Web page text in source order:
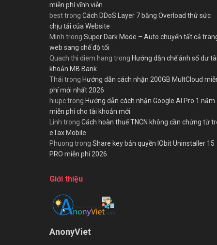
miễn phí vĩnh viễn
besttrong Cách DDoS Layer 7 bằng Overload thử sức
chịu tải của Website
Minh trong Super Dark Mode – Auto chuyển tất cả
web sang chế độ tối
Quach thi diem hang trong Hướng dẫn chế ảnh số dư tài
khoản MB Bank
Thái trong Hướng dẫn cách nhận 200GB MultCloud
phí mới nhất 2026
hiupctrong Hướng dẫn cách nhận Google AI Pro 1 năm
miễn phí cho tài khoản mới
Linh trong Cách hoàn thuế TNCN không cần chứng từ
eTax Mobile
Phuong trong Share key bản quyền IObit Uninstaller 15
PRO miễn phí 2026
Giới thiệu
AnonyViet